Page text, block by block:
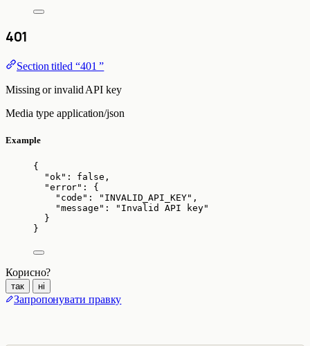
401
Section titled “401 ”
Missing or invalid API key
Media type application/json
Example
{
"ok" : false ,
"error" : {
"code" : " INVALID_API_KEY" ,
"message" : " Invalid API key"
}
}
Корисно?
так ні
Запропонувати правку